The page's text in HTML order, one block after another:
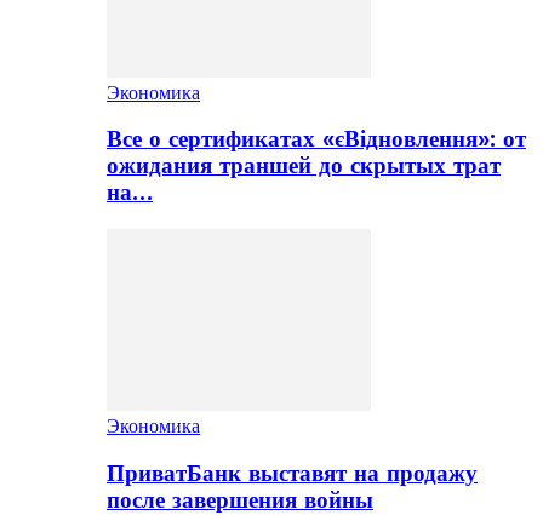
Экономика
Все о сертификатах «єВідновлення»: от
ожидания траншей до скрытых трат
на…
Экономика
ПриватБанк выставят на продажу
после завершения войны